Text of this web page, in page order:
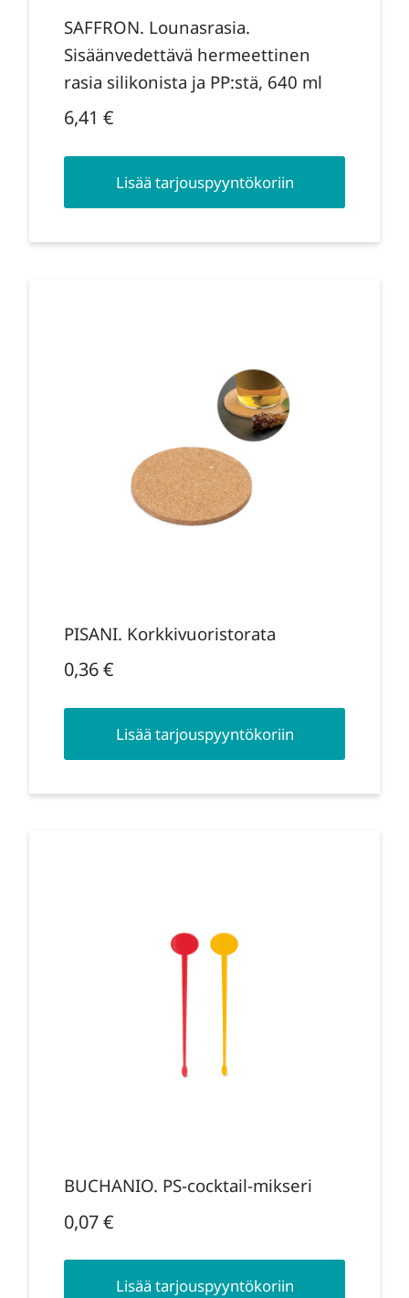
SAFFRON. Lounasrasia.
Sisäänvedettävä hermeettinen
rasia silikonista ja PP:stä, 640 ml
6,41 €
Lisää tarjouspyyntökoriin
PISANI. Korkkivuoristorata
0,36€
Lisää tarjouspyyntökoriin
BUCHANIO. PS-cocktail-mikseri
0,07€
Lisää tarjouspyyntökoriin